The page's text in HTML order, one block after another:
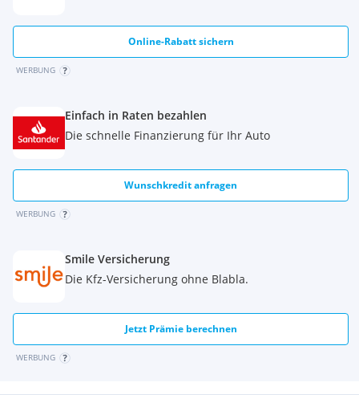
Online-Rabatt sichern
WERBUNG
Einfach in Raten bezahlen
Die schnelle Finanzierung für Ihr Auto
Wunschkredit anfragen
WERBUNG
Smile Versicherung
Die Kfz-Versicherung ohne Blabla.
Jetzt Prämie berechnen
WERBUNG